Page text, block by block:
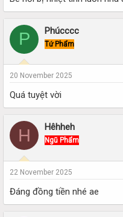
P Phúcccc
Tứ Phẩm
20 November 2025
Quá tuyệt vời
H Hêhheh
Ngũ Phẩm
22 November 2025
Đáng đồng tiền nhé ae